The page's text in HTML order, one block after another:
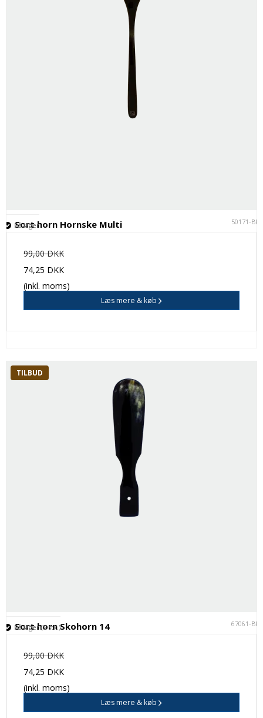
Sort horn Hornske Multi 50171-BK
På lager
99,00 DKK
74,25 DKK
(inkl. moms)
Læs mere & køb
TILBUD
Sort horn Skohorn 14 67061-BK
På lager (5 stk.)
99,00 DKK
74,25 DKK
(inkl. moms)
Læs mere & køb